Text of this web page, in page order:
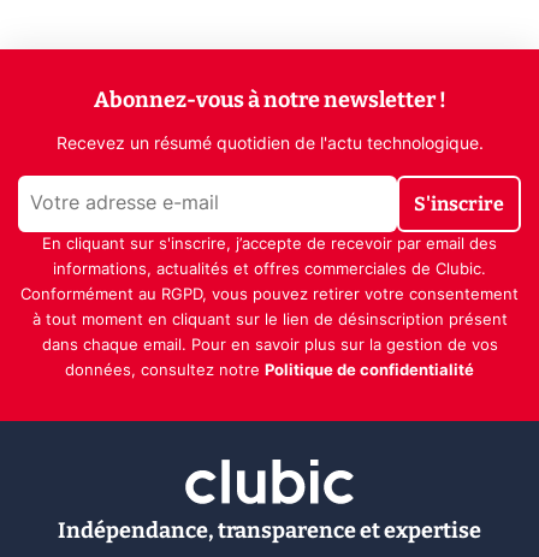
Abonnez-vous à notre newsletter !
Recevez un résumé quotidien de l'actu technologique.
S'inscrire
En cliquant sur s'inscrire, j’accepte de recevoir par email des
informations, actualités et offres commerciales de Clubic.
Conformément au RGPD, vous pouvez retirer votre consentement
à tout moment en cliquant sur le lien de désinscription présent
dans chaque email. Pour en savoir plus sur la gestion de vos
données, consultez notre Politique de confidentialité
Indépendance, transparence et expertise